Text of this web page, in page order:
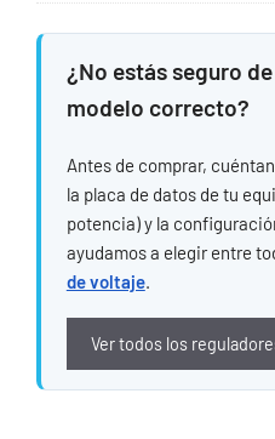
¿No estás seguro
modelo correcto?
Antes de comprar,
la placa de datos de tu
potencia) y la
ayudamos a elegir entre
de voltaje.
Ver todos los